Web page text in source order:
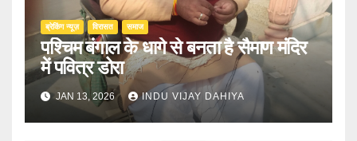
ब्रेकिंग न्यूज़ ‍‍विरासत समाज
पश्चिम बंगाल के धागे से बनता है सैमाण मंदिर
में पवित्र डोरा
JAN 13, 2026 INDU VIJAY DAHIYA